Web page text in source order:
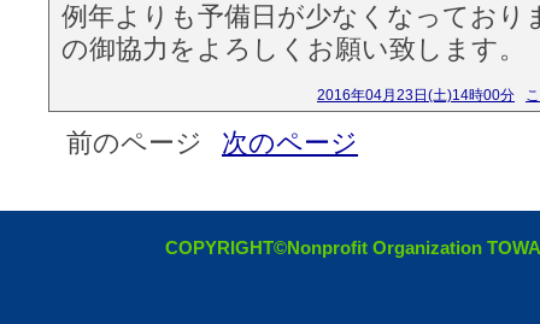
例年よりも予備日が少なくなっており
の御協力をよろしくお願い致します。
2016年04月23日(土)14時00分
前のページ 次のページ
COPYRIGHT©Nonprofit Organization